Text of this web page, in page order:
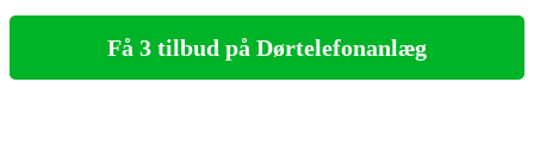
Få 3 tilbud på Dørtelefonanlæg